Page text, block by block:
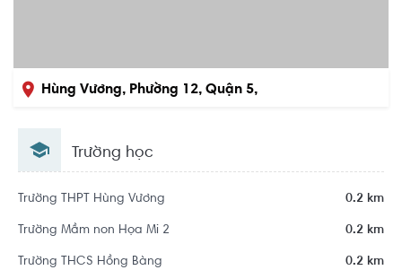
Hùng Vương, Phường 12, Quận 5,
Trường học
Trường THPT Hùng Vương 0.2 km
Trường Mầm non Họa Mi 2 0.2 km
Trường THCS Hồng Bàng 0.2 km